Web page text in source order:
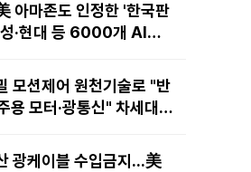
아마존도 인정한 '한국판
성·현대 등 6000개 AI모
모션제어 원천기술로 "반
용 모터·광통신" 차세대
광케이블 수입금지...美